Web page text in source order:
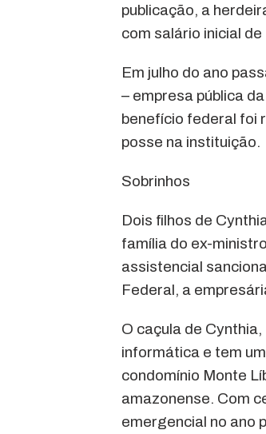
publicação, a
com salário inicial de
Em julho do ano
– empresa pública
benefício federal foi
posse na instituição.
Sobrinhos
Dois filhos de
família do ex-
assistencial
Federal, a
O caçula de
informática e tem
condomínio Monte
amazonense. Com
emergencial no ano